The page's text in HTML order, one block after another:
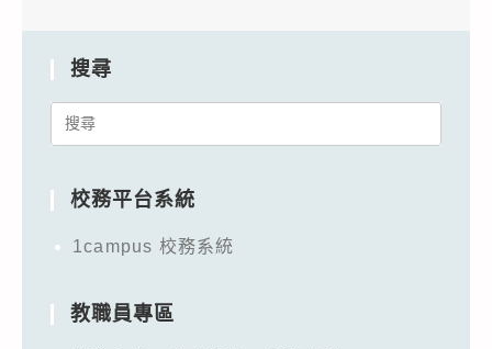
搜尋
Search
校務平台系統
1campus 校務系統
教職員專區